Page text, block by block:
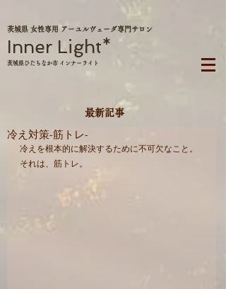
茨城県 女性専用 アーユルヴェーダ専門サロン
Inner Light*
茨城県ひたちなか市 インナーライト
最新記事
冷え対策-筋トレ-
冷えを根本的に解決するために不可欠なこと。
それは、筋トレ。